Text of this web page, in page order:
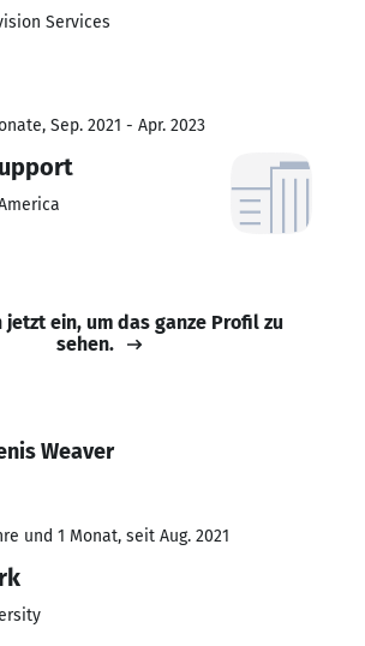
Services
Sep. 2021 - Apr. 2023
jetzt ein, um das ganze Profil zu
sehen.
Weaver
und 1 Monat, seit Aug. 2021